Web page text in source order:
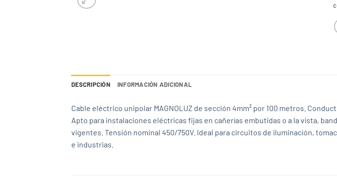
DESCRIPCIÓN INFORMACIÓN ADICIONAL
Cable eléctrico unipolar MAGNOLUZ de sección 4mm² por 100 metros.
Apto para instalaciones eléctricas fijas en cañerías embutidas o a la vista,
vigentes. Tensión nominal 450/750V. Ideal para circuitos de iluminación,
e industrias.